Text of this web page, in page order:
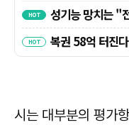
시는 대부분의 평가